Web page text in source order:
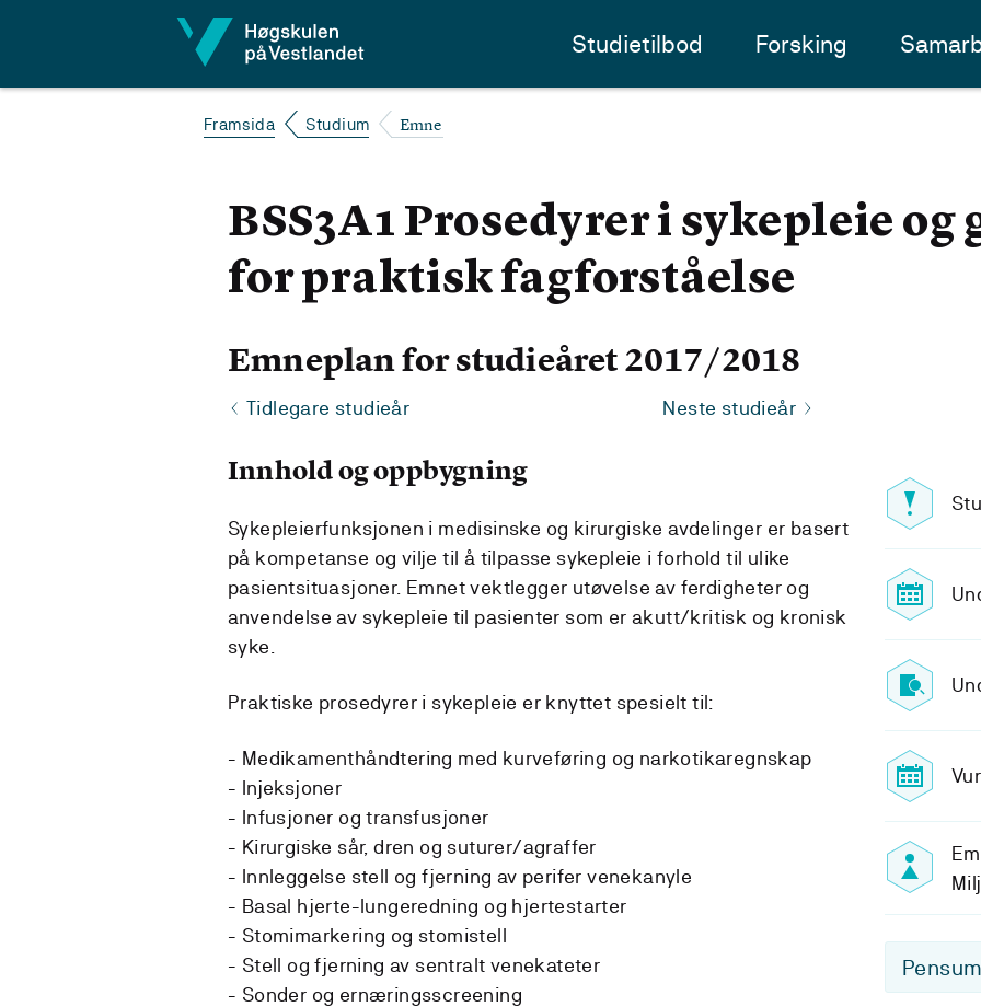
Studietilbod Forsking
Framsida Studium Emne
BSS3A1 Prosedyrer i sykepleie
for praktisk fagforståelse
Emneplan for studieåret 2017/2018
Tidlegare studieår Neste studieår
Innhold og oppbygning
Sykepleierfunksjonen i medisinske og kirurgiske avdelinger er basert
på kompetanse og vilje til å tilpasse sykepleie i forhold til ulike
pasientsituasjoner. Emnet vektlegger utøvelse av ferdigheter og
anvendelse av sykepleie til pasienter som er akutt/kritisk og kronisk
syke.
Praktiske prosedyrer i sykepleie er knyttet spesielt til:
- Medikamenthåndtering med kurveføring og narkotikaregnskap
- Injeksjoner
- Infusjoner og transfusjoner
- Kirurgiske sår, dren og suturer/agraffer
- Innleggelse stell og fjerning av perifer venekanyle
- Basal hjerte-lungeredning og hjertestarter
- Stomimarkering og stomistell
- Stell og fjerning av sentralt venekateter
- Sonder og ernæringsscreening